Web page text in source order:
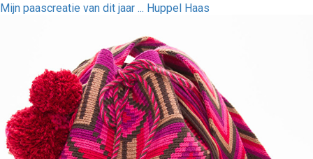
Mijn paascreatie van dit jaar ... Huppel Haas